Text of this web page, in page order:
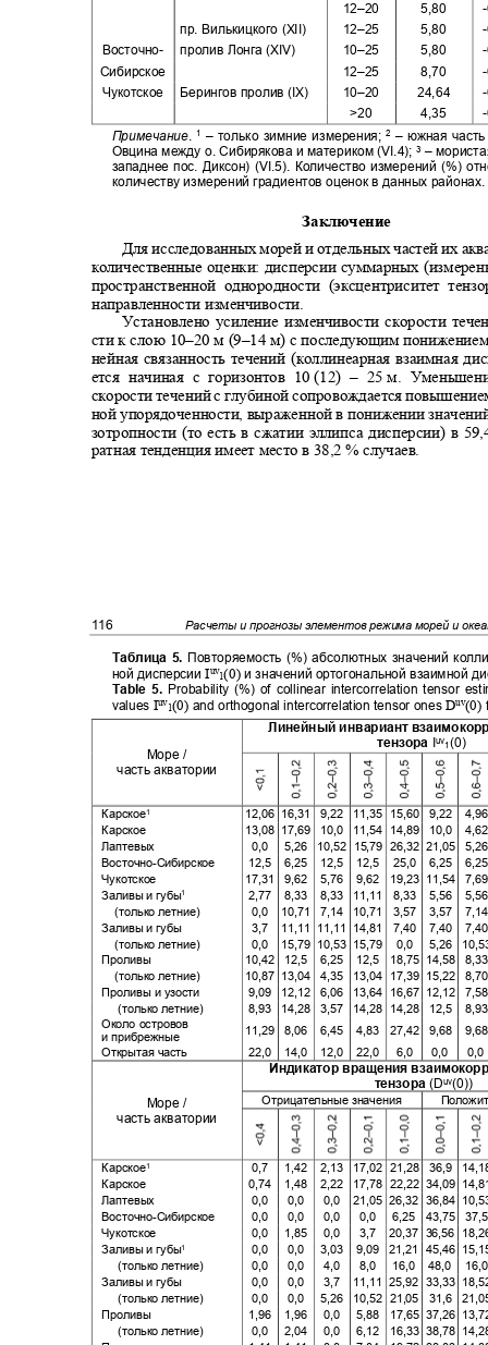
5,80
5,80
5,80
8,70
24,64
4,35
12–20
12–25
10–25
12–25
10–20
пр. Вилькицкого (XII)
Восточно-пролив Лонга (XIV)
Сибирское
Чукотское Берингов пролив ( IX)
>20
1 2
Примечание. – только зимние измерения; – южная
Овцина между о. Сибирякова и материком (VI.4);3 –
западнее пос. Диксон) (VI.5).
Количество измерений (%)
количеству измерений градиентов оценок в данных
Заключение
Для исследованных морей и отдельных частей их
количественные оценки: дисперсии суммарных
пространственной однородности (эксцентриситет
направленности изменчивости.
Установлено усиление изменчивости скорости
сти к слою 10–20 м (9–14 м) с последующим
нейная связанность течений (коллинеарная взаимная
ется начиная с горизонтов 10 (12) – 25 м.
скорости течений с глубиной сопровождается
ной упорядоченности, выраженной в понижении
зотропности (то есть в сжатии эллипса дисперсии) в
ратная тенденция имеет место в 38,2 % случаев.
116 Расчеты и прогнозы элементов режима морей и
Таблица 5. Повторяемость (%) абсолютных значений
ной дисперсииIuv
1(0)и значений ортогональной взаимной
Table 5. Probability (%) of collinear intercorrelation tensor
values Iuv
1(0) and orthogonal intercorrelation tensor ones Duv(0)
Линейный инвариант
тензора
uv1 (0)
Море /
часть акватории
Карское1 12,06 16,31 9,22 11,35 15,60 9,22
13,08 17,69
10,0 11,54 14,89 10,0
0,0 5,26
10,52 15,79 26,32 21,05
12,5 6,25 12,5 12,5 25,0 6,25
17,31 9,62
5,76 9,62 19,23 11,54
2,77 8,33 8,33
11,11 8,33
5,56 5,56
0,0 10,71
7,14 10,71 3,57
3,57 7,14
3,7 11,11
11,11 14,81
7,40 7,40 7,40
0,0 15,79 10,53 15,79 0,0 5,26
10,42 12,5
6,25 12,5 18,75 14,58
10,87 13,04
4,35 13,04 17,39 15,22
9,09 12,12 6,06 13,64
16,67 12,12
8,93 14,28 3,57 14,28
14,28 12,5
Карское
Лаптевых
Восточно-Сибирское
Чукотское
Заливы и губы1
(только летние)
Заливы и губы
(только летние)
Проливы
(только летние)
Проливы и узости
(только летние)
Около островов
и прибрежные
11,29 8,06 6,45 4,83 27,42 9,68
Открытая часть
22,0 14,0 12,0 22,0 6,0 0,0
Индикатор вращения
тензора (Duv(0))
Отрицательные значения
Море /
часть акватории
Карское1 0,7 1,42 2,13 17,02 21,28 36,9
Карское
0,74 1,48 2,22
17,78 22,22 34,09
Лаптевых
0,0
0,0
0,0 0,0 21,05 26,32 36,84
0,0 0,0
6,25 43,75 37,5
3,7 20,37 36,56
0,0 3,03
9,09 21,21 45,46
Восточно-Сибирское
Чукотское
0,0
0,0 1,85 0,0
Заливы и губы1
(только летние)
Заливы и губы
(только летние)
Проливы
0,0
0,0
0,0
0,0
0,0
0,0
4,0 8,0 16,0
48,0 16,0
3,7 11,11
25,92 33,33
0,0 5,26
10,52 21,05
31,6
1,96 1,96
0,0 5,88
17,65 37,26
0,0 2,04 0,0 6,12
16,33 38,78
(только летние)